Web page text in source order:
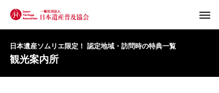
日本遺産ソムリエ限定！ 認定地域・訪問時の特典一覧
観光案内所